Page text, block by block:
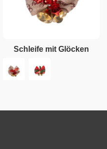
Schleife mit Glöcken